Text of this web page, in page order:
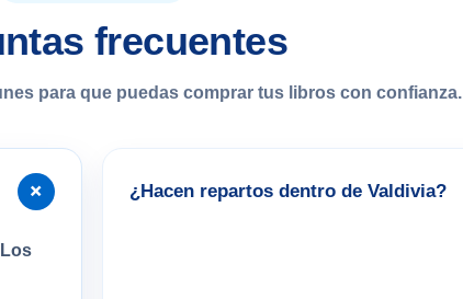
frecuentes
para que puedas comprar tus libros con confianza.
+ ¿Hacen repartos dentro de Valdivia?